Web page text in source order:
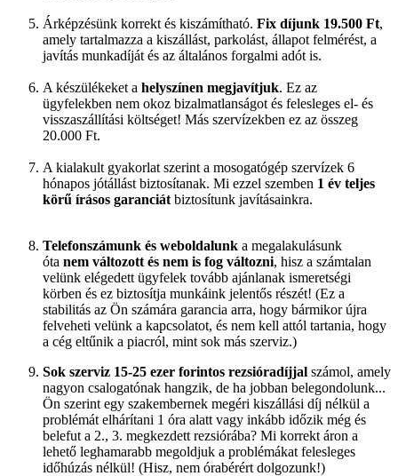
Árképzésünk korrekt és kiszámítható. Fix díjunk 19.500 Ft,
amely tartalmazza a kiszállást, parkolást, állapot felmérést, a
javítás munkadíját és az általános forgalmi adót is.
A készülékeket a helyszínen megjavítjuk. Ez az
ügyfelekben nem okoz bizalmatlanságot és felesleges el- és
visszaszállítási költséget! Más szervízekben ez az összeg
20.000 Ft.
A kialakult gyakorlat szerint a mosogatógép szervízek 6
hónapos jótállást biztosítanak. Mi ezzel szemben 1 év teljes
körű írásos garanciát biztosítunk javításainkra.
Telefonszámunk és weboldalunk a megalakulásunk
óta nem változott és nem is fog változni, hisz a számtalan
velünk elégedett ügyfelek tovább ajánlanak ismeretségi
körben és ez biztosítja munkáink jelentős részét! (Ez a
stabilitás az Ön számára garancia arra, hogy bármikor újra
felveheti velünk a kapcsolatot, és nem kell attól tartania, hogy
a cég eltűnik a piacról, mint sok más szerviz.)
Sok szerviz 15-25 ezer forintos rezsióradíjjal számol, amely
nagyon csalogatónak hangzik, de ha jobban belegondolunk...
Ön szerint egy szakembernek megéri kiszállási díj nélkül a
problémát elhárítani 1 óra alatt vagy inkább időzik még és
belefut a 2., 3. megkezdett rezsiórába? Mi korrekt áron a
lehető leghamarabb megoldjuk a problémákat felesleges
időhúzás nélkül! (Hisz, nem órabérért dolgozunk!)